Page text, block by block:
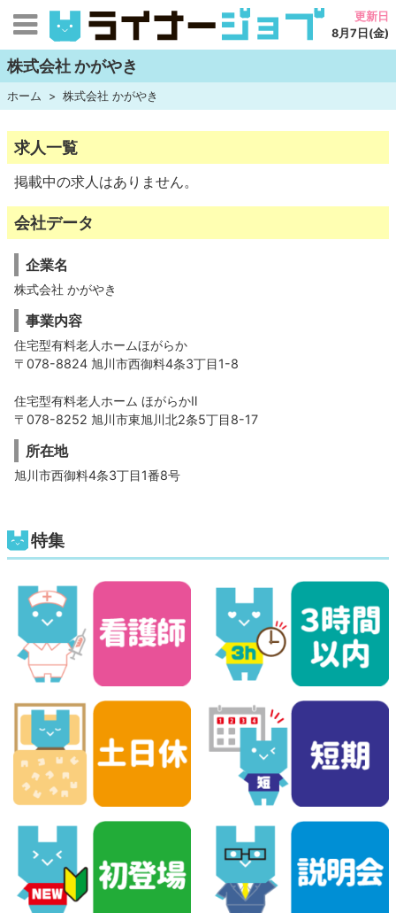
更新日
8月7日(金)
株式会社 かがやき
ホーム 株式会社 かがやき
求人一覧
掲載中の求人はありません。
会社データ
企業名
株式会社 かがやき
事業内容
住宅型有料老人ホームほがらか
〒078-8824 旭川市西御料4条3丁目1-8
住宅型有料老人ホーム ほがらかⅡ
〒078-8252 旭川市東旭川北2条5丁目8-17
所在地
旭川市西御料4条3丁目1番8号
特集